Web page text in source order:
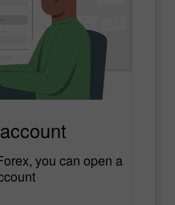
you can open a